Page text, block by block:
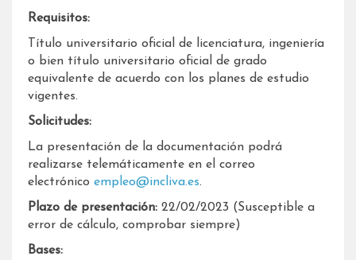
Requisitos:
Título universitario oficial de licenciatura, ingeniería
o bien título universitario oficial de grado
equivalente de acuerdo con los planes de estudio
vigentes.
Solicitudes:
La presentación de la documentación podrá
realizarse telemáticamente en el correo
electrónico empleo@incliva.es.
Plazo de presentación: 22/02/2023 (Susceptible a
error de cálculo, comprobar siempre)
Bases: